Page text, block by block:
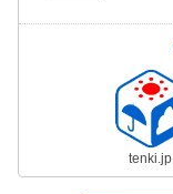
tenki.jp